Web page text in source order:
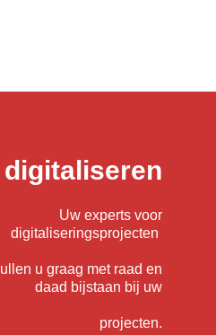
digitaliseren
Uw experts voor
digitaliseringsprojecten
u graag met raad en
daad bijstaan bij uw
projecten.